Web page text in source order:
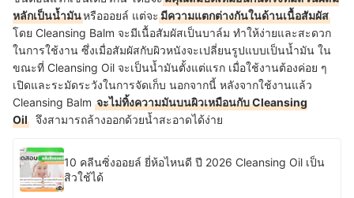
หลักเป็นน้ำมันหรือออยล์ แต่จะมีความแตกต่างกันในด้านเนื้อสัมผัส
โดย Cleansing Balm จะมีเนื้อสัมผัสเป็นบาล์ม ทำให้ง่ายและสะดวก
ในการใช้งาน ซึ่งเมื่อสัมผัสกับผิวหนังจะเปลี่ยนรูปแบบเป็นน้ำมัน ใน
ขณะที่ Cleansing Oil จะเป็นน้ำมันตั้งแต่แรก เมื่อใช้งานต้องค่อย ๆ
เปิดและระมัดระวังในการจัดเก็บ นอกจากนี้ หลังจากใช้งานแล้ว
Cleansing Balm จะไม่ทิ้งความมันบนผิวเหมือนกับ Cleansing
Oil จึงสามารถล้างออกด้วยน้ำสะอาดได้ง่าย
10 คลีนซิ่งออยล์ ยี่ห้อไหนดี ปี 2026 Cleansing Oil เป็น
สิวใช้ได้